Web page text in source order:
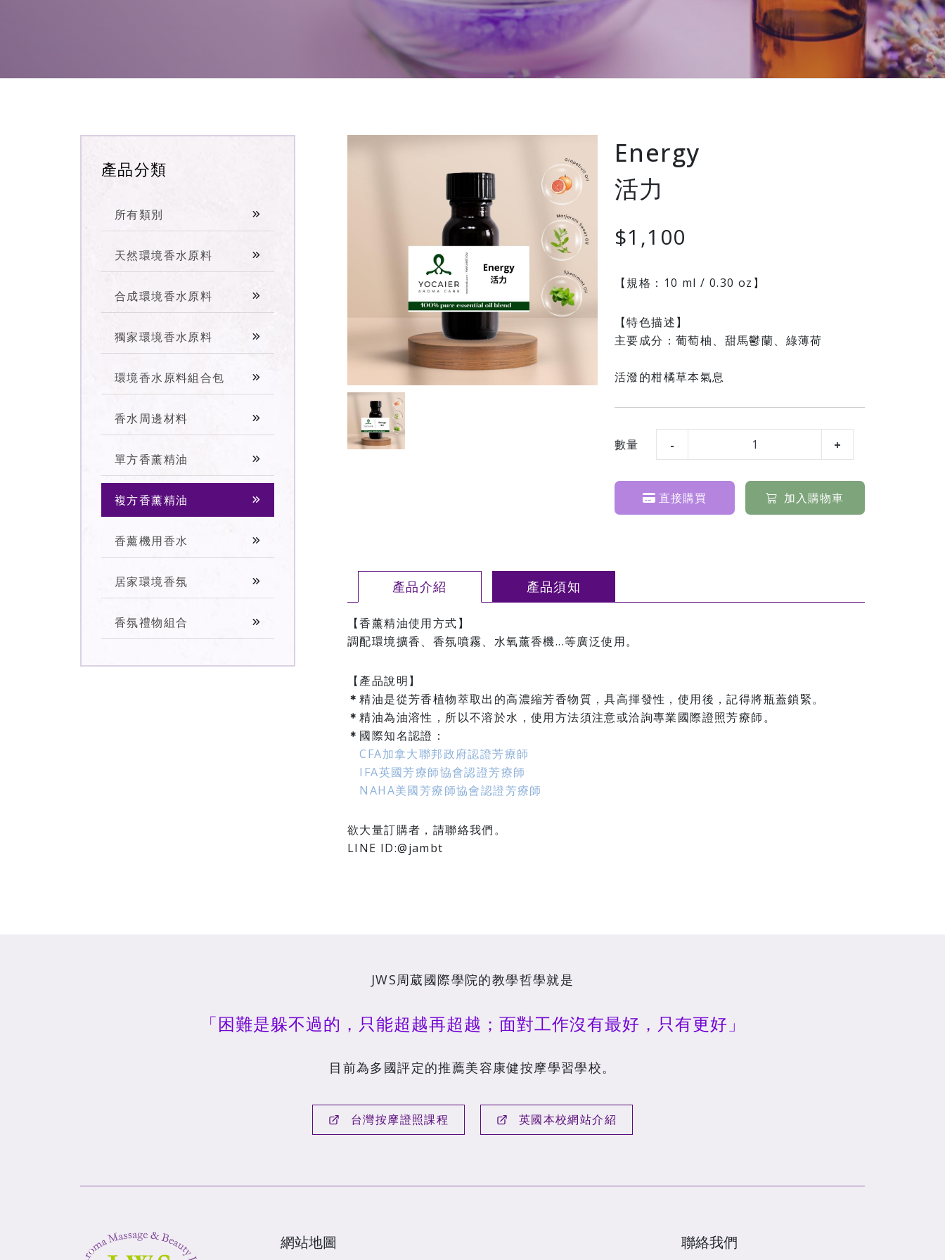
產品分類
所有類別
天然環境香水原料
合成環境香水原料
獨家環境香水原料
環境香水原料組合包
香水周邊材料
單方香薰精油
複方香薰精油
香薰機用香水
居家環境香氛
香氛禮物組合
Energy
活力
$1,100
【規格：10 ml / 0.30 oz】
【特色描述】
主要成分：葡萄柚、甜馬鬱蘭、綠薄荷
活潑的柑橘草本氣息
數量
直接購買 加入購物車
產品介紹 產品須知
【香薰精油使用方式】
調配環境擴香、香氛噴霧、水氧薰香機...等廣泛使用。
【產品說明】
＊精油是從芳香植物萃取出的高濃縮芳香物質，具高揮發性，使用後，記得將瓶蓋鎖緊。
＊精油為油溶性，所以不溶於水，使用方法須注意或洽詢專業國際證照芳療師。
＊ 國際知名認證：
CFA加拿大聯邦政府認證芳療師
IFA英國芳療師協會認證芳療師
NAHA美國芳療師協會認證芳療師
欲大量訂購者，請聯絡我們。
LINE ID:@jambt
JWS周葳國際學院的教學哲學就是
「困難是躲不過的，只能超越再超越；面對工作沒有最好，只有更好」
目前為多國評定的推薦美容康健按摩學習學校。
台灣按摩證照課程 英國本校網站介紹
網站地圖 聯絡我們